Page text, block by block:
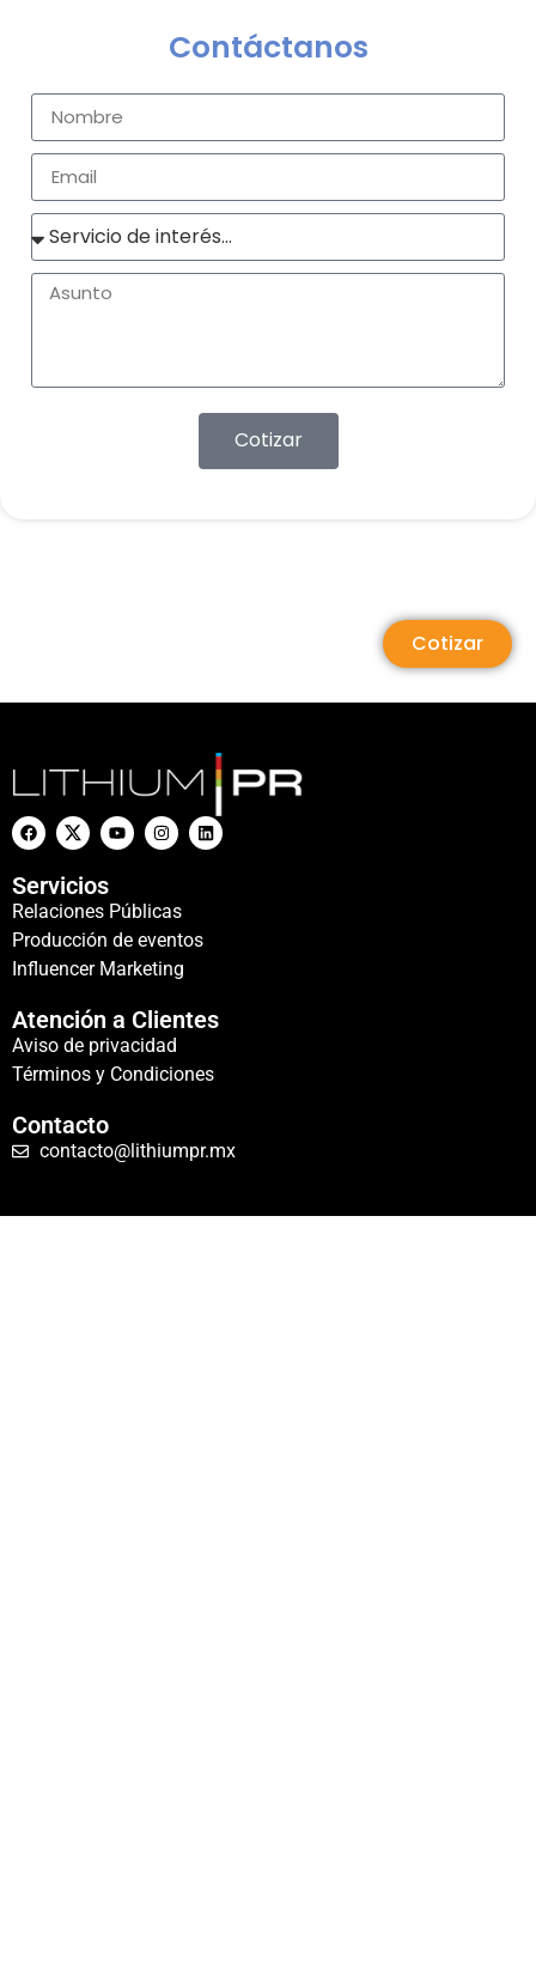
Contáctanos
Cotizar
Cotizar
Servicios
Relaciones Públicas
Producción de eventos
Influencer Marketing
Atención a Clientes
Aviso de privacidad
Términos y Condiciones
Contacto
contacto@lithiumpr.mx